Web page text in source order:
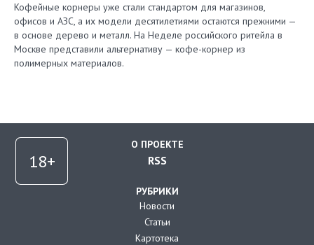
Кофейные корнеры уже стали стандартом для магазинов,
офисов и АЗС, а их модели десятилетиями остаются прежними —
в основе дерево и металл. На Неделе российского ритейла в
Москве представили альтернативу — кофе-корнер из
полимерных материалов.
О ПРОЕКТЕ
RSS
РУБРИКИ
Новости
Статьи
Картотека